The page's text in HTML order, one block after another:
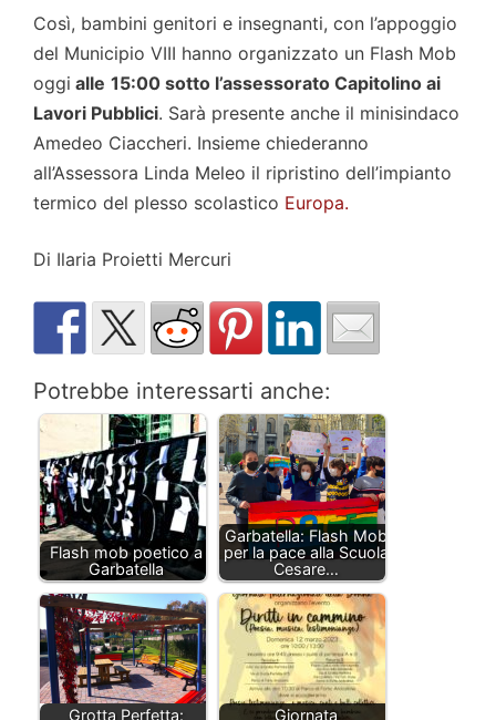
Così, bambini genitori e insegnanti, con l’appoggio
del Municipio VIII hanno organizzato un Flash Mob
oggi alle 15:00 sotto l’assessorato Capitolino ai
Lavori Pubblici. Sarà presente anche il minisindaco
Amedeo Ciaccheri. Insieme chiederanno
all’Assessora Linda Meleo il ripristino dell’impianto
termico del plesso scolastico Europa.
Di Ilaria Proietti Mercuri
Potrebbe interessarti anche:
Flash mob poetico a
Garbatella
Garbatella: Flash Mob
per la pace alla Scuola
Cesare…
Grotta Perfetta:
Giornata